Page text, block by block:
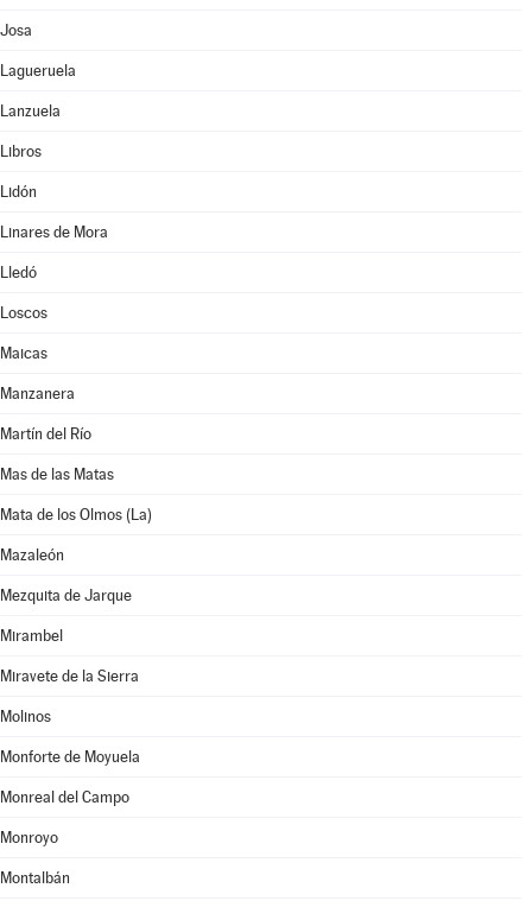
Josa
Lagueruela
Lanzuela
Libros
Lidón
Linares de Mora
Lledó
Loscos
Maicas
Manzanera
Martín del Río
Mas de las Matas
Mata de los Olmos (La)
Mazaleón
Mezquita de Jarque
Mirambel
Miravete de la Sierra
Molinos
Monforte de Moyuela
Monreal del Campo
Monroyo
Montalbán